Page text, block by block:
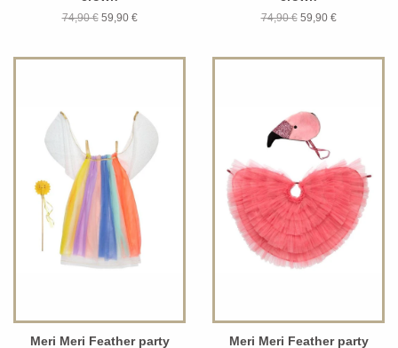
74,90 €59,90 € 74,90 €59,90 €
Meri Meri Feather party
Meri Meri Feather party